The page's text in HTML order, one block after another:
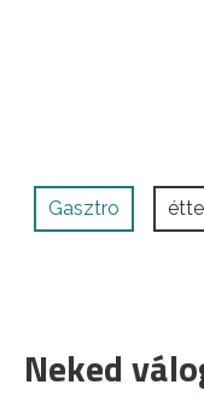
Gasztro
Neked